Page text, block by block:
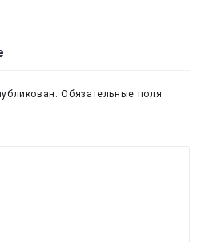
Обязательные поля